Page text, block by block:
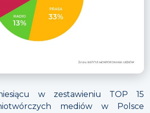
w zestawieniu TOP 15
mediów w Polsce